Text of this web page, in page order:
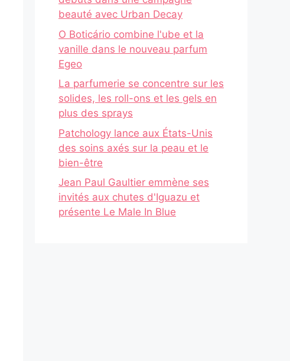
beauté avec Urban Decay
O Boticário combine l'ube et la
vanille dans le nouveau parfum
Egeo
La parfumerie se concentre sur les
solides, les roll-ons et les gels en
plus des sprays
Patchology lance aux États-Unis
des soins axés sur la peau et le
bien-être
Jean Paul Gaultier emmène ses
invités aux chutes d'Iguazu et
présente Le Male In Blue